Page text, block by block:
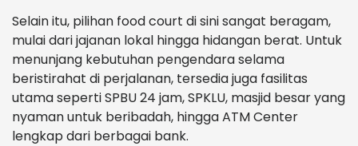
Selain itu, pilihan food court di sini sangat beragam,
mulai dari jajanan lokal hingga hidangan berat. Untuk
menunjang kebutuhan pengendara selama
beristirahat di perjalanan, tersedia juga fasilitas
utama seperti SPBU 24 jam, SPKLU, masjid besar yang
nyaman untuk beribadah, hingga ATM Center
lengkap dari berbagai bank.